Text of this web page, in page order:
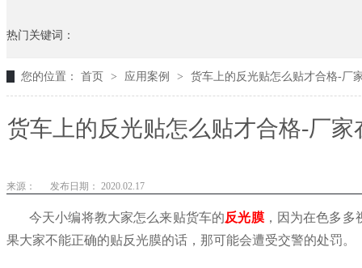
热门关键词：
您的位置： 首页 > 应用案例 > 货车上的反光贴怎么贴才合格-厂
货车上的反光贴怎么贴才合格-厂
来源： 发布日期： 2020.02.17
今天小编将教大家怎么来贴货车的反光膜，因为在色多多
果大家不能正确的贴反光膜的话，那可能会遭受交警的处罚。